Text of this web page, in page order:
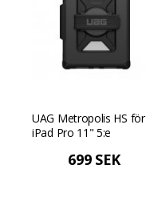
UAG Metropolis HS för
iPad Pro 11" 5:e
699 SEK